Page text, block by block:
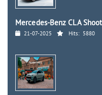
Mercedes-Benz CLA
21-07-2025 Hits: 5880